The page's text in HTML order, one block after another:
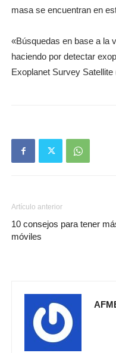
masa se encuentran en
«Búsquedas en base a la
haciendo por detectar
Exoplanet Survey
Artículo anterior
10 consejos para tener
móviles